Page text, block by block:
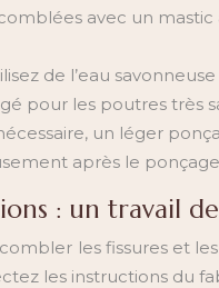
avec un
de l’eau
pour les poutres très
un léger
après le
: un travail
les fissures et
les instructions du